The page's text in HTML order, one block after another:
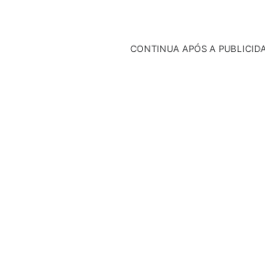
CONTINUA APÓS A